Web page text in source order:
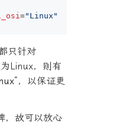
="Linux"
只针对
Linux，则有
”，以保证更
，故可以放心